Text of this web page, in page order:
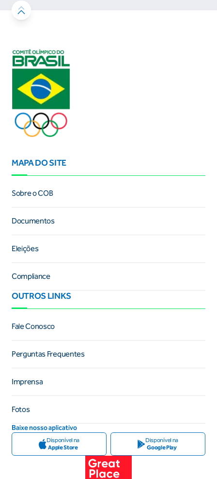
MAPA DO SITE
Sobre o COB
Documentos
Eleições
Compliance
OUTROS LINKS
Fale Conosco
Perguntas Frequentes
Imprensa
Fotos
Baixe nosso aplicativo
Disponível na
Apple Store
Disponível na
Google Play